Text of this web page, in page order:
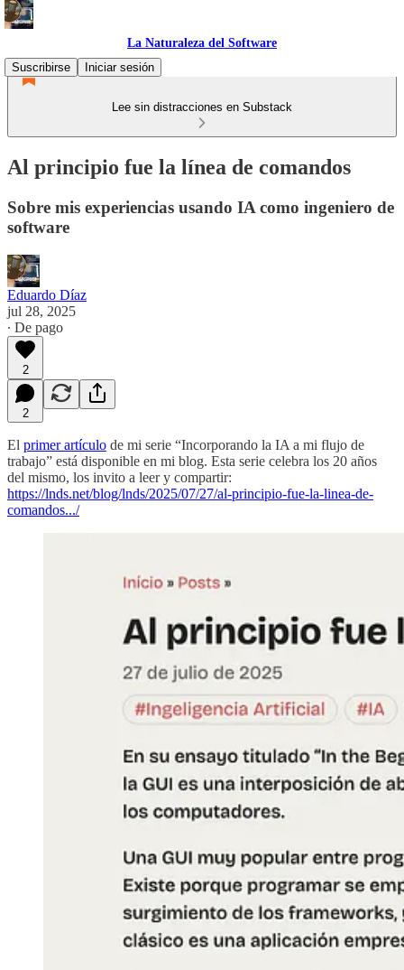
La Naturaleza del Software
Suscribirse
Iniciar sesión
Lee sin distracciones en Substack
Al principio fue la línea de comandos
Sobre mis experiencias usando IA como ingeniero de
software
Eduardo Díaz
jul 28, 2025
∙ De pago
2
2
El primer artículo de mi serie “Incorporando la IA a mi flujo de
trabajo” está disponible en mi blog. Esta serie celebra los 20 años
del mismo, los invito a leer y compartir:
https://lnds.net/blog/lnds/2025/07/27/al-principio-fue-la-linea-de-
comandos.../